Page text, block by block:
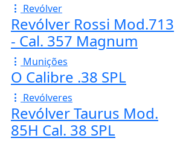
Revólver
Revólver Rossi Mod.713
- Cal. 357 Magnum
Munições
O Calibre .38 SPL
Revólveres
Revólver Taurus Mod.
85H Cal. 38 SPL